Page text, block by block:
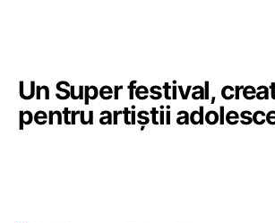
Un Super festival,
pentru artiștii